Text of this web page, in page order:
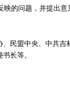
的问题，并提出意
民盟中央、中共
长等。